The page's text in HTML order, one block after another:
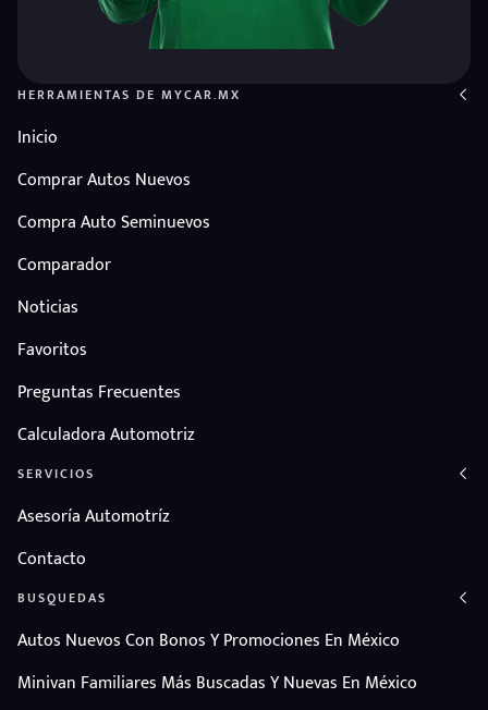
HERRAMIENTAS DE MYCAR.MX
Inicio
Comprar Autos Nuevos
Compra Auto Seminuevos
Comparador
Noticias
Favoritos
Preguntas Frecuentes
Calculadora Automotriz
SERVICIOS
Asesoría Automotríz
Contacto
BUSQUEDAS
Autos Nuevos Con Bonos Y Promociones En México
Minivan Familiares Más Buscadas Y Nuevas En México